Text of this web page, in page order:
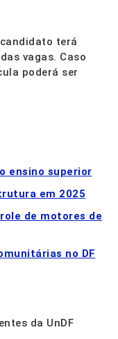
terá
vagas. Caso
poderá ser
ensino superior
em 2025
de motores de
no DF
da UnDF